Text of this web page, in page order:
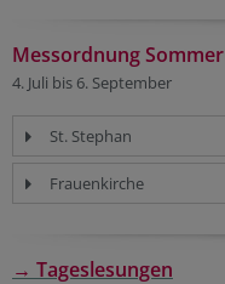
Messordnung Sommer
4. Juli bis 6. September
St. Stephan
Frauenkirche
→ Tageslesungen